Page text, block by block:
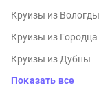
Круизы из Вологды
Круизы из Городца
Круизы из Дубны
Показать все